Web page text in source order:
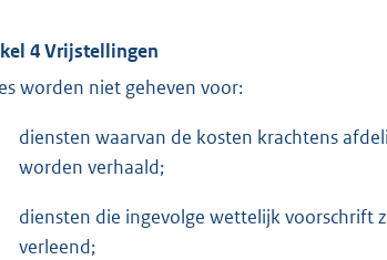
4 Vrijstellingen
worden niet geheven voor:
diensten waarvan de kosten krachtens
worden verhaald;
diensten die ingevolge wettelijk voorschrift
verleend;